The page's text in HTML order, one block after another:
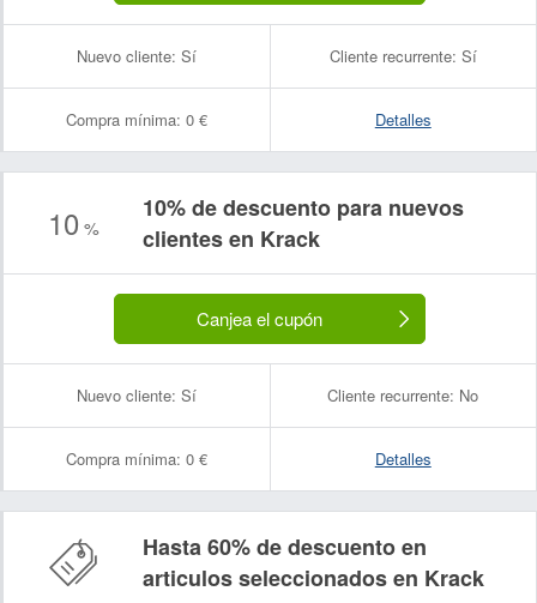
Nuevo cliente: Sí Cliente recurrente: Sí
Compra mínima: 0 € Detalles
10 %
10% de descuento para nuevos
clientes en Krack
Canjea el cupón
Nuevo cliente: Sí Cliente recurrente: No
Compra mínima: 0 € Detalles
Hasta 60% de descuento en
articulos seleccionados en Krack